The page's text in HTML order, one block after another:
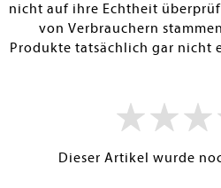
nicht auf ihre Echtheit
von Verbrauchern
Produkte tatsächlich gar nicht
Dieser Artikel wurde